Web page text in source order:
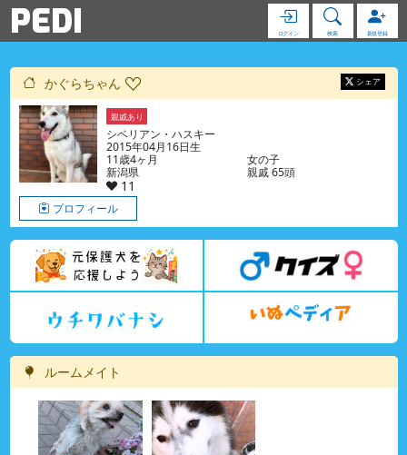
PEDI ログイン 検索 新規登録
かぐらちゃん シェア
親戚あり
シベリアン・ハスキー
2015年04月16日生
11歳4ヶ月
女の子
新潟県
親戚 65頭
11
プロフィール
ルームメイト